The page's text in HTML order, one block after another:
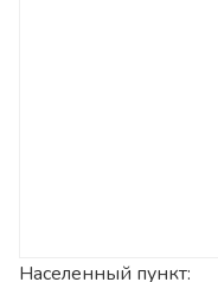
Населенный пункт: